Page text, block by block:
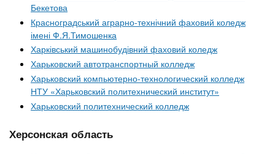
Бекетова
Красноградський аграрно-технічний фаховий коледж
імені Ф.Я.Тимошенка
Харківський машинобудівний фаховий коледж
Харьковский автотранспортный колледж
Харьковский компьютерно-технологический колледж
НТУ «Харьковский политехнический институт»
Харьковский политехнический колледж
Херсонская область